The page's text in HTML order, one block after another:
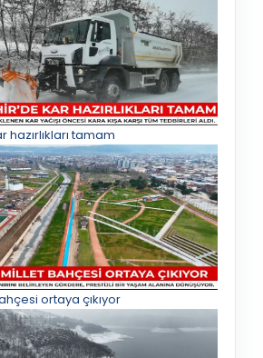
hazırlıkları tamam
ortaya çıkıyor